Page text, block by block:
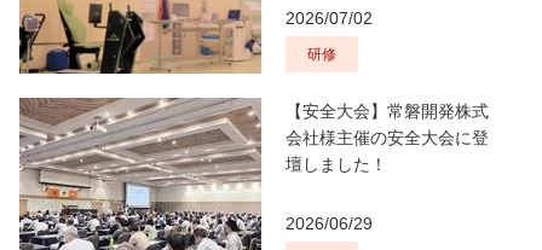
2026/07/02
研修
【安全大会】常磐開発株式
会社様主催の安全大会に登
壇しました！
2026/06/29